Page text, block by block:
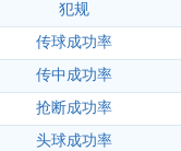
犯规
传球成功率
传中成功率
抢断成功率
头球成功率